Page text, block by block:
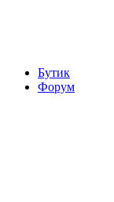
Бутик
Форум